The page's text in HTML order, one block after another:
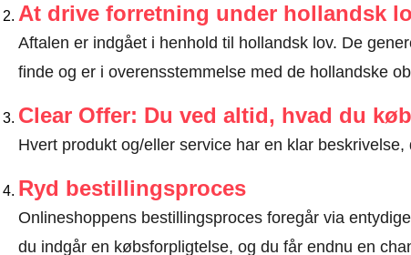
At drive forretning under hollandsk
Aftalen er indgået i henhold til hollandsk lov. De
finde og er i overensstemmelse med de hollandske
Clear Offer: Du ved altid, hvad du
Hvert produkt og/eller service har en klar
Ryd bestillingsproces
Onlineshoppens bestillingsproces foregår via
du indgår en købsforpligtelse, og du får endnu en